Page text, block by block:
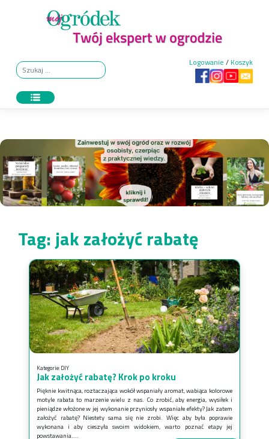
Logowanie / Koszyk
Tag: jak założyć rabatę
Kategorie: DIY
Jak założyć rabatę? Krok po kroku
Pięknie kwitnąca, roztaczająca wokół wspaniały aromat, wabiąca kolorowe
motyle rabata to marzenie wielu z nas. Co zrobić, aby energia, wysiłek i
pieniądze włożone w jej wykonanie przyniosły wspaniałe efekty? Jak zatem
założyć rabatę? Niestety sama się nie zrobi. Więc aby była poprawie
wykonana i aby cieszyła swoim widokiem, warto poznać etapy jej
powstawania....